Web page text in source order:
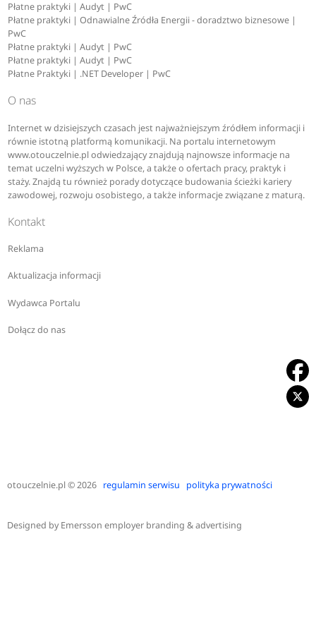
Płatne praktyki | Audyt | PwC
Płatne praktyki | Odnawialne Źródła Energii - doradztwo biznesowe |
PwC
Płatne praktyki | Audyt | PwC
Płatne praktyki | Audyt | PwC
Płatne Praktyki | .NET Developer | PwC
O nas
Internet w dzisiejszych czasach jest najważniejszym źródłem informacji i
równie istotną platformą komunikacji. Na portalu internetowym
www.otouczelnie.pl odwiedzający znajdują najnowsze informacje na
temat uczelni wyższych w Polsce, a także o ofertach pracy, praktyk i
staży. Znajdą tu również porady dotyczące budowania ścieżki kariery
zawodowej, rozwoju osobistego, a także informacje związane z maturą.
Kontakt
Reklama
Aktualizacja informacji
Wydawca Portalu
Dołącz do nas
otouczelnie.pl© 2026 regulamin serwisu polityka prywatności
Designed byEmersson employer branding & advertising